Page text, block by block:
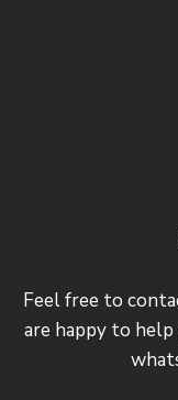
Feel free to
are happy to